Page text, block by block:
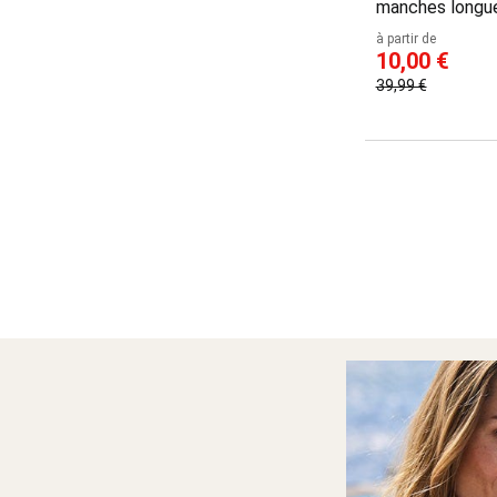
manches
à partir de
10,00 €
39,99 €